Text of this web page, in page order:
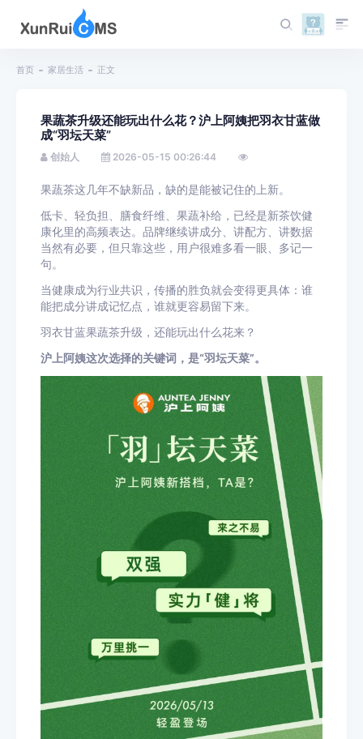
首页 家居生活 正文
果蔬茶升级还能玩出什么花？沪上阿姨把羽衣甘蓝做
成“羽坛天菜”
创始人 2026-05-15 00:26:44
果蔬茶这几年不缺新品，缺的是能被记住的上新。
低卡、轻负担、膳食纤维、果蔬补给，已经是新茶饮健
康化里的高频表达。品牌继续讲成分、讲配方、讲数据
当然有必要，但只靠这些，用户很难多看一眼、多记一
句。
当健康成为行业共识，传播的胜负就会变得更具体：谁
能把成分讲成记忆点，谁就更容易留下来。
羽衣甘蓝果蔬茶升级，还能玩出什么花来？
沪上阿姨这次选择的关键词，是“羽坛天菜”。